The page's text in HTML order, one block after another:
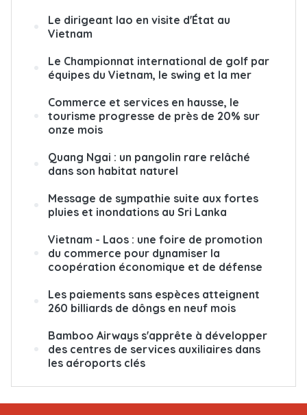
Le dirigeant lao en visite d'État au
Vietnam
Le Championnat international de golf par
équipes du Vietnam, le swing et la mer
Commerce et services en hausse, le
tourisme progresse de près de 20% sur
onze mois
Quang Ngai : un pangolin rare relâché
dans son habitat naturel
Message de sympathie suite aux fortes
pluies et inondations au Sri Lanka
Vietnam - Laos : une foire de promotion
du commerce pour dynamiser la
coopération économique et de défense
Les paiements sans espèces atteignent
260 billiards de dôngs en neuf mois
Bamboo Airways s'apprête à développer
des centres de services auxiliaires dans
les aéroports clés